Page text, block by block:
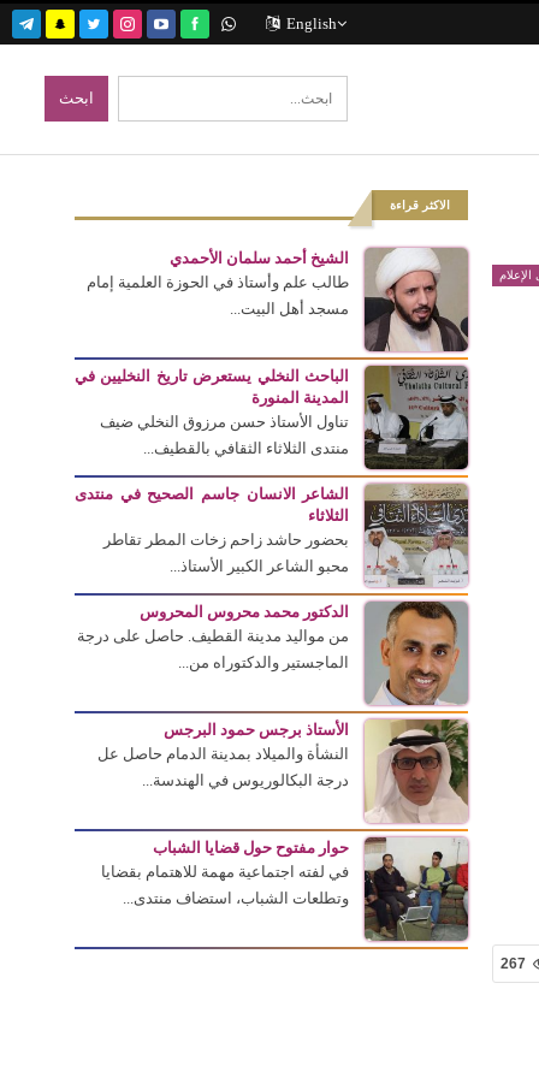
English
267
الاكثر قراءة
الشيخ أحمد سلمان الأحمدي
طالب علم وأستاذ في الحوزة العلمية إمام
مسجد أهل البيت...
الباحث النخلي يستعرض تاريخ النخليين في
المدينة المنورة
تناول الأستاذ حسن مرزوق النخلي ضيف
منتدى الثلاثاء الثقافي بالقطيف...
الشاعر الانسان جاسم الصحيح في منتدى
الثلاثاء
بحضور حاشد زاحم زخات المطر تقاطر
محبو الشاعر الكبير الأستاذ...
الدكتور محمد محروس المحروس
من مواليد مدينة القطيف. حاصل على درجة
الماجستير والدكتوراه من...
الأستاذ برجس حمود البرجس
النشأة والميلاد بمدينة الدمام حاصل عل
درجة البكالوريوس في الهندسة...
حوار مفتوح حول قضايا الشباب
في لفته اجتماعية مهمة للاهتمام بقضايا
وتطلعات الشباب، استضاف منتدى...